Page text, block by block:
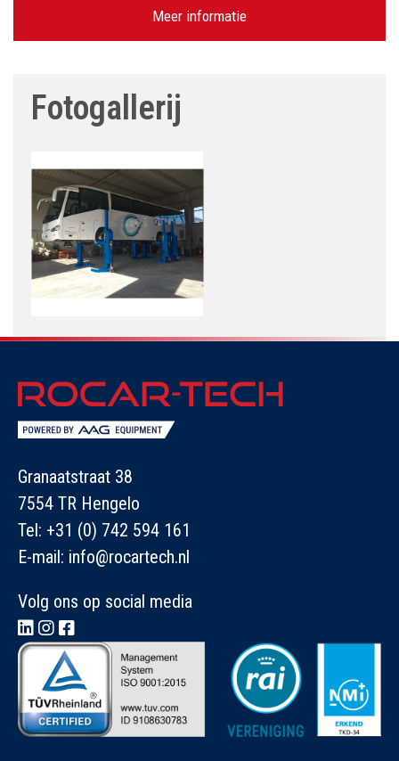
Meer informatie
Fotogallerij
Granaatstraat 38
7554 TR Hengelo
Tel: +31 (0) 742 594 161
E-mail: info@rocartech.nl
Volg ons op social media